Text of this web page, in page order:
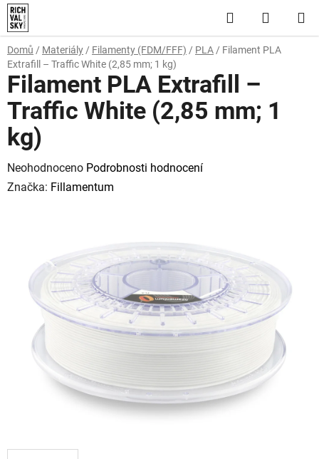
Přejít
na
obsah
Hledat
KOŠÍK
Domů / Materiály / Filamenty (FDM/FFF) / PLA / Filament PLA
Extrafill – Traffic White (2,85 mm; 1 kg)
Filament PLA Extrafill –
Traffic White (2,85 mm; 1
kg)
Průměrné
hodnocení
hvězdiček.
Neohodnoceno Podrobnosti hodnocení
Značka: Fillamentum